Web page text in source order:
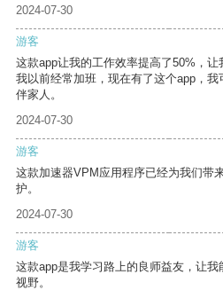
2024-07-30
游客
这款app让我的工作效率提高了50%，让
我以前经常加班，现在有了这个app，
伴家人。
2024-07-30
游客
这款加速器VPM应用程序已经为我们带
护。
2024-07-30
游客
这款app是我学习路上的良师益友，让
视野。